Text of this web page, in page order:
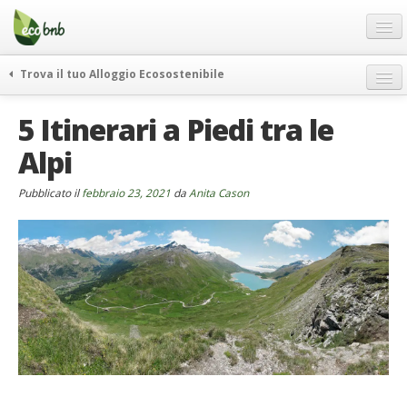
Menu
Salta
contenuto
Offerte Speciali
Regali
FAQ
Chi Siamo
Partner
Contatti
Italiano
German
English
Trova il tuo Alloggio Ecosostenibile
itinerari
curiosità
vivere e viaggiare verde
ecohotel
rassegna stampa
5 Itinerari a Piedi tra le
Alpi
Pubblicato ilfebbraio 23, 2021 da Anita Cason